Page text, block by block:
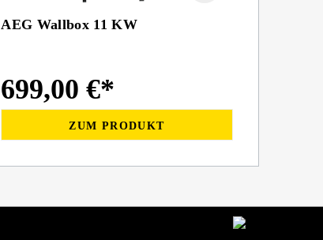
AEG Wallbox 11 KW
699,00 €*
ZUM PRODUKT